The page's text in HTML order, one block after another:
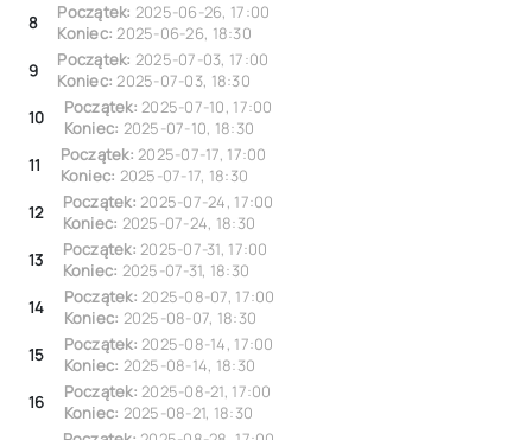
8
Początek: 2025-06-26, 17:00
Koniec:2025-06-26, 18:30
9
Początek: 2025-07-03, 17:00
Koniec:2025-07-03, 18:30
10
Początek:2025-07-10, 17:00
Koniec: 2025-07-10, 18:30
11
Początek:2025-07-17, 17:00
Koniec: 2025-07-17, 18:30
12
Początek:2025-07-24, 17:00
Koniec: 2025-07-24, 18:30
13
Początek:2025-07-31, 17:00
Koniec: 2025-07-31, 18:30
14
Początek:2025-08-07, 17:00
Koniec: 2025-08-07, 18:30
15
Początek:2025-08-14, 17:00
Koniec: 2025-08-14, 18:30
16
Początek:2025-08-21, 17:00
Koniec: 2025-08-21, 18:30